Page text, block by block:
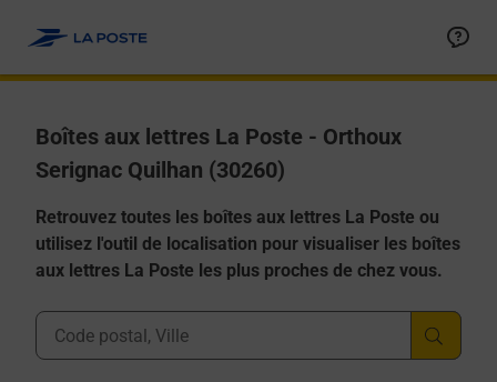
Boîtes aux lettres La Poste - Orthoux
Serignac Quilhan (30260)
Retrouvez toutes les boîtes aux lettres La Poste ou
utilisez l'outil de localisation pour visualiser les boîtes
aux lettres La Poste les plus proches de chez vous.
Ville, Département, Code Postal